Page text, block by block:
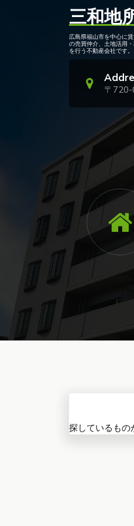
三和地
広島県福山市を中心に
の売買仲介、土地活用
を行う不動産会社です。
〒
探しているもの